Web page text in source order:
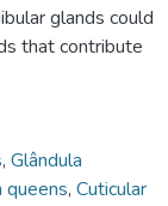
glands could
that contribute
, Glândula
queens, Cuticular